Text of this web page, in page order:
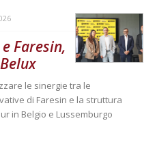
Faresin,
le sinergie tra le
di Faresin e la struttura
in Belgio e Lussemburgo